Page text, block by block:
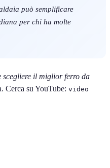
può semplificare
per chi ha molte
scegliere il miglior ferro da
Cerca su YouTube: video